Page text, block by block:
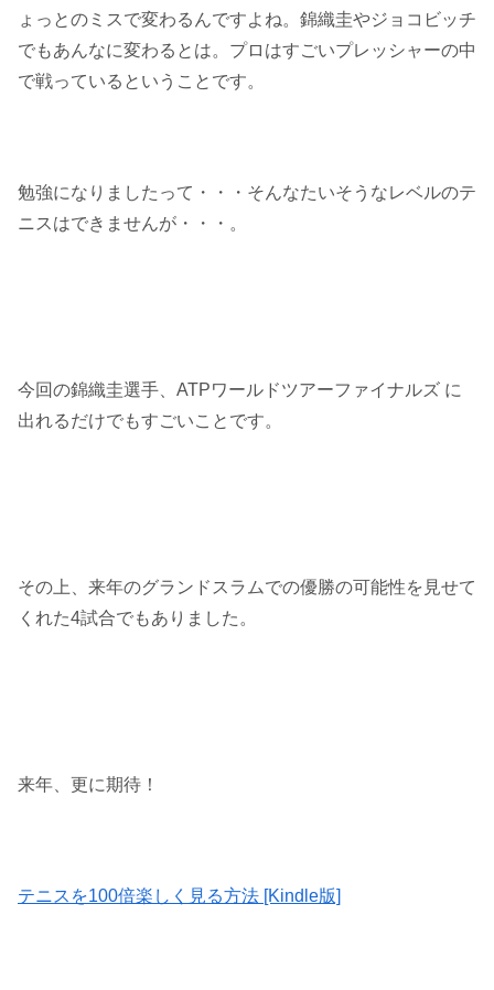
ょっとのミスで変わるんですよね。錦織圭やジョコビッチ
でもあんなに変わるとは。プロはすごいプレッシャーの中
で戦っているということです。
勉強になりましたって・・・そんなたいそうなレベルのテ
ニスはできませんが・・・。
今回の錦織圭選手、ATPワールドツアーファイナルズ に
出れるだけでもすごいことです。
その上、来年のグランドスラムでの優勝の可能性を見せて
くれた4試合でもありました。
来年、更に期待！
テニスを100倍楽しく見る方法 [Kindle版]